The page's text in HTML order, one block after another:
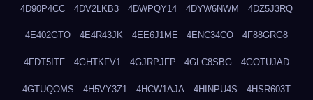
4D90P4CC 4DV2LKB3 4DWPQY14 4DYW6NWM 4DZ5J3RQ
4E402GTO 4E4R43JK 4EE6J1ME 4ENC34CO 4F88GRG8
4FDT5ITF 4GHTKFV1 4GJRPJFP 4GLC8SBG 4GOTUJAD
4GTUQOMS 4H5VY3Z1 4HCW1AJA 4HINPU4S 4HSR603T